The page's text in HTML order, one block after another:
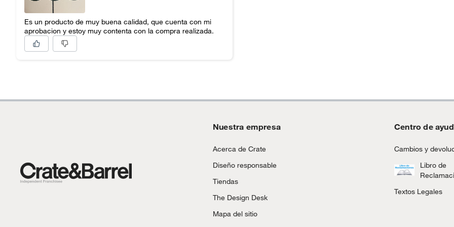
Es un producto de muy buena calidad, que cuenta con mi
aprobacion y estoy muy contenta con la compra realizada.
Nuestra empresa
Acerca de Crate
Diseño responsable
Tiendas
The Design Desk
Mapa del sitio
Centro de
Cambios y
Libro de
Textos Legales